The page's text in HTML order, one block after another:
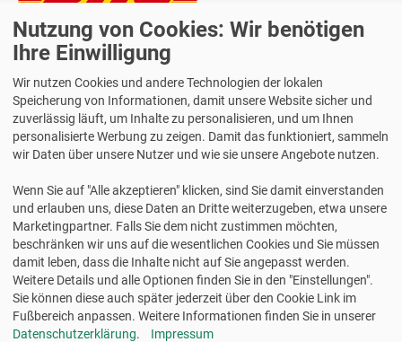
Lieferung auch an Packstationen und Postfilialen
Samstagszustellung
Bequeme Zahlung über Paypal
2 Jahre Gewährleistung
Alle Texte, Grafiken, Bilder und das Layout sind urheberrechtlich
geschützt und dürfen nicht ohne ausdrückliche, schriftliche
Erlaubnis weiterverwendet werden.
© 2026 bits&paper GmbH - Träger-Etiketten | Avery Zweckform
Fachshop
Nutzung von Cookies: Wir benötigen
Ihre Einwilligung
Wir nutzen Cookies und andere Technologien der lokalen
Speicherung von Informationen, damit unsere Website sicher und
zuverlässig läuft, um Inhalte zu personalisieren, und um Ihnen
personalisierte Werbung zu zeigen. Damit das funktioniert, sammeln
wir Daten über unsere Nutzer und wie sie unsere Angebote nutzen.
Wenn Sie auf "Alle akzeptieren" klicken, sind Sie damit einverstanden
und erlauben uns, diese Daten an Dritte weiterzugeben, etwa unsere
Marketingpartner. Falls Sie dem nicht zustimmen möchten,
beschränken wir uns auf die wesentlichen Cookies und Sie müssen
damit leben, dass die Inhalte nicht auf Sie angepasst werden.
Weitere Details und alle Optionen finden Sie in den "Einstellungen".
Sie können diese auch später jederzeit über den Cookie Link im
Fußbereich anpassen. Weitere Informationen finden Sie in unserer
Datenschutzerklärung. Impressum